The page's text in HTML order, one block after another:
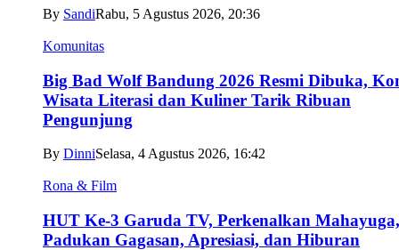
By SandiRabu, 5 Agustus 2026, 20:36
Komunitas
Big Bad Wolf Bandung 2026 Resmi Dibuka,
Wisata Literasi dan Kuliner Tarik Ribuan
Pengunjung
By DinniSelasa, 4 Agustus 2026, 16:42
Rona & Film
HUT Ke-3 Garuda TV, Perkenalkan Mahayuga,
Padukan Gagasan, Apresiasi, dan Hiburan